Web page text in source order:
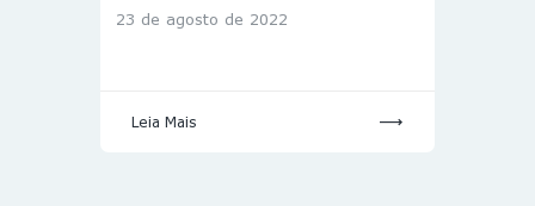
HOME
23 de agosto de 2022
Leia Mais